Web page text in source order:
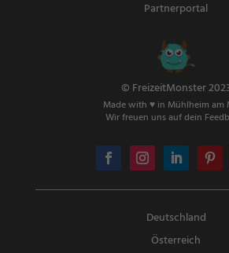
Partnerportal
© FreizeitMonster
Made with ♥ in Mühlheim am
Wir freuen uns auf dein
Deutschland
Österreich